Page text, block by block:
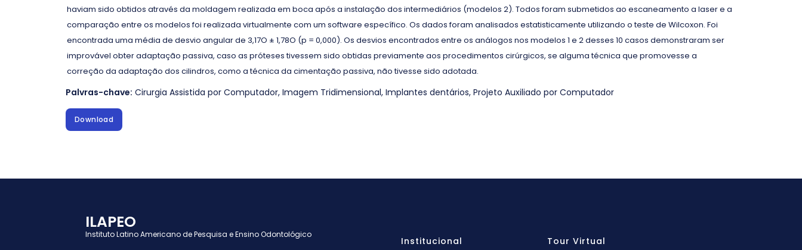
haviam sido obtidos através da moldagem realizada em boca após a instalação dos intermediários (modelos 2). Todos foram submetidos ao escaneamento a laser e a
comparação entre os modelos foi realizada virtualmente com um software específico. Os dados foram analisados estatisticamente utilizando o teste de Wilcoxon. Foi
encontrada uma média de desvio angular de 3,17O ± 1,78O (p = 0,000). Os desvios encontrados entre os análogos nos modelos 1 e 2 desses 10 casos demonstraram ser
improvável obter adaptação passiva, caso as próteses tivessem sido obtidas previamente aos procedimentos cirúrgicos, se alguma técnica que promovesse a
correção da adaptação dos cilindros, como a técnica da cimentação passiva, não tivesse sido adotada.
Palvras-chave: Cirurgia Assistida por Computador,Imagem Tridimensional,Implantes dentários,Projeto Auxiliado por Computador
Download
ILAPEO
Instituto Latino Americano de Pesquisa e Ensino Odontológico
Institucional Tour Virtual